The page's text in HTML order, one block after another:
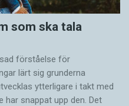
som ska tala
förståelse för
lärt sig grunderna
ytterligare i takt med
har snappat upp den. Det